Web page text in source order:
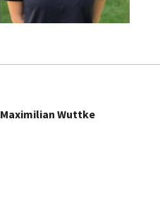
Maximilian Wuttke